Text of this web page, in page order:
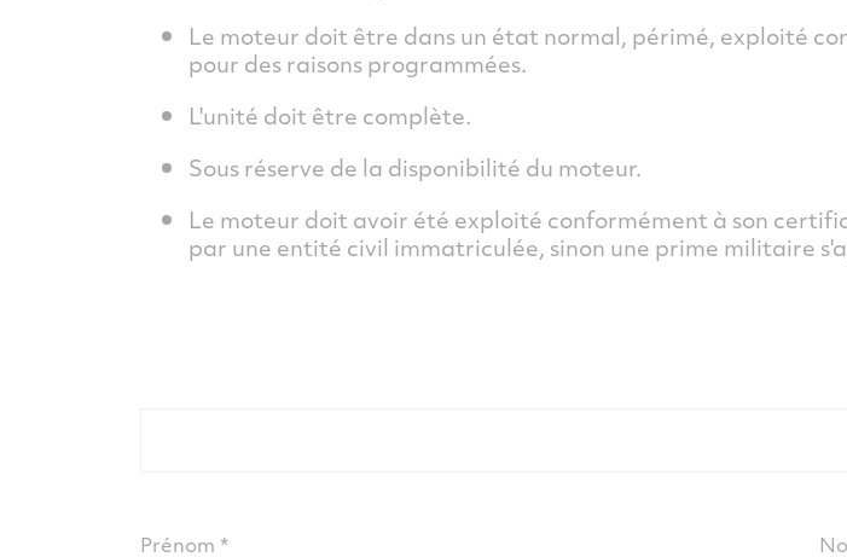
Le moteur doit être dans un état normal, périmé, exploité
pour des raisons programmées.
L'unité doit être complète.
Sous réserve de la disponibilité du moteur.
Le moteur doit avoir été exploité conformément à son
par une entité civil immatriculée, sinon une prime militaire
Prénom